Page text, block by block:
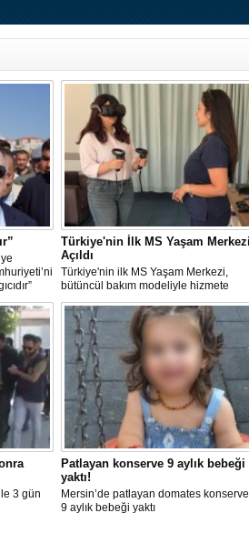
Türkiye'nin İlk MS Yaşam Merkezi
Açıldı
Türkiye'nin ilk MS Yaşam Merkezi,
bütüncül bakım modeliyle hizmete
başladı
3 gün
Patlayan konserve 9 aylık bebeği
yaktı!
Mersin’de patlayan domates
9 aylık bebeği yaktı